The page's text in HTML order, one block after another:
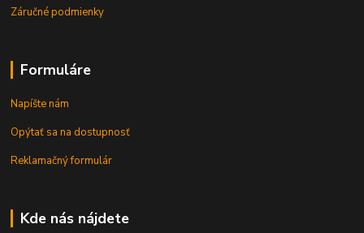
Záručné podmienky
Formuláre
Napíšte nám
Opýtať sa na dostupnosť
Reklamačný formulár
Kde nás nájdete